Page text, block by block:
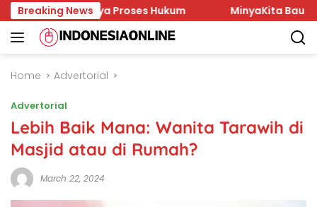
Skip
to
content
Breaking NewsProses Hukum MinyaKita Bau Minyak
Home Advertorial
Advertorial
Lebih Baik Mana: Wanita Tarawih di
Masjid atau di Rumah?
March 22, 2024